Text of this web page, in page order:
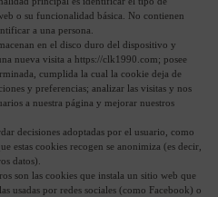
o su funcionalidad básica. No contienen
a una persona.
en el disco duro del dispositivo y
nueva visita a https://clk1990.com; posee
cumplida la cual la cookie deja de
y preferencias; analizar las visitas y nos
a nuestra página y mejorar nuestros
decisiones adoptadas por el usuario, como
estas cookies recogen se anonimiza (es decir,
datos).
son las cookies que instala un sitio web que
usadas por redes sociales (como Facebook) o